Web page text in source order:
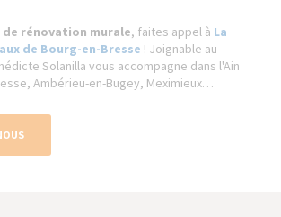
rénovation murale, faites appel à La
de Bourg-en-Bresse ! Joignable au
Solanilla vous accompagne dans l'Ain
Ambérieu-en-Bugey, Meximieux…